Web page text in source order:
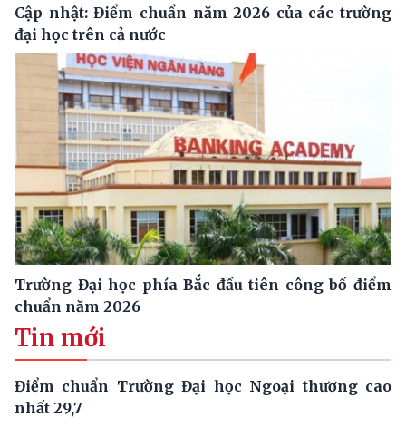
Cập nhật: Điểm chuẩn năm 2026 của các trường
đại học trên cả nước
Trường Đại học phía Bắc đầu tiên công bố điểm
chuẩn năm 2026
Tin mới
Điểm chuẩn Trường Đại học Ngoại thương cao
nhất 29,7